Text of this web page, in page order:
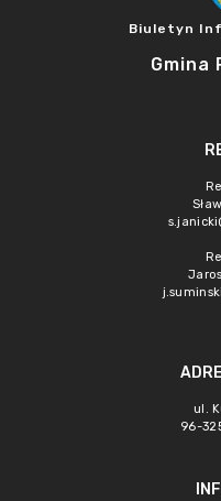
Biuletyn
Gmina
ul.
96-